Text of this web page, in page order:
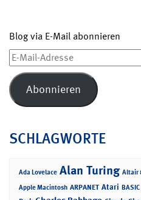
Blog via E-Mail abonnieren
E-
Mail-
Adresse
Abonnieren
SCHLAGWORTE
Ada Lovelace Alan Turing Altair
Apple Macintosh ARPANET Atari BASIC